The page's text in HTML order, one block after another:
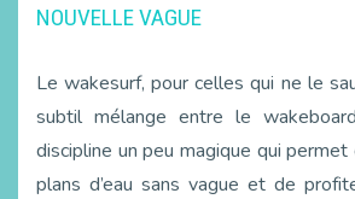
NOUVELLE VAGUE
Le wakesurf, pour celles qui ne le
subtil mélange entre le
discipline un peu magique qui
plans d’eau sans vague et de